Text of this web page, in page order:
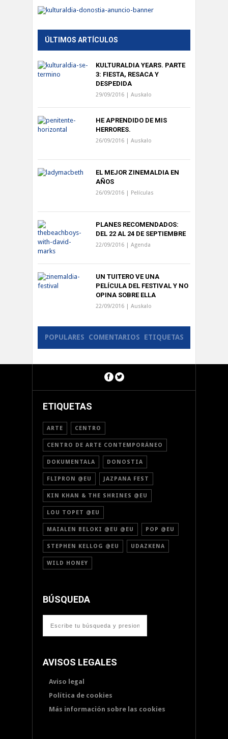
ÚLTIMOS ARTÍCULOS
KULTURALDIA YEARS. PARTE
3: FIESTA, RESACA Y
DESPEDIDA
29/09/2016 | Auskalo
HE APRENDIDO DE MIS
HERRORES.
26/09/2016 | Auskalo
EL MEJOR ZINEMALDIA EN
AÑOS
26/09/2016 | Películas
PLANES RECOMENDADOS:
DEL 22 AL 24 DE SEPTIEMBRE
22/09/2016 | Agenda
UN TUITERO VE UNA
PELÍCULA DEL FESTIVAL Y NO
OPINA SOBRE ELLA
22/09/2016 | Auskalo
POPULARES COMENTARIOS ETIQUETAS
ETIQUETAS
ARTE CENTRO
CENTRO DE ARTE CONTEMPORÁNEO
DOKUMENTALA DONOSTIA
FLIPRON @EU JAZPANA FEST
KIN KHAN & THE SHRINES @EU
LOU TOPET @EU
MAIALEN BELOKI @EU @EU POP @EU
STEPHEN KELLOG @EU UDAZKENA
WILD HONEY
BÚSQUEDA
AVISOS LEGALES
Aviso legal
Política de cookies
Más información sobre las cookies